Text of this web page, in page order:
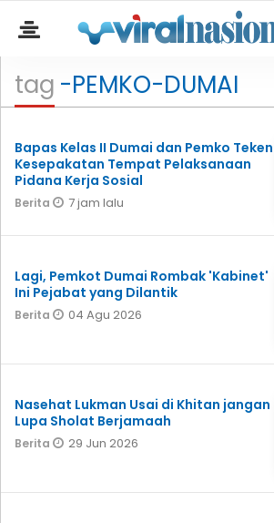
tag -PEMKO-DUMAI
Bapas Kelas II Dumai dan Pemko Teken
Kesepakatan Tempat Pelaksanaan
Pidana Kerja Sosial
Berita 7 jam lalu
Lagi, Pemkot Dumai Rombak 'Kabinet'
Ini Pejabat yang Dilantik
Berita 04 Agu 2026
Nasehat Lukman Usai di Khitan jangan
Lupa Sholat Berjamaah
Berita 29 Jun 2026